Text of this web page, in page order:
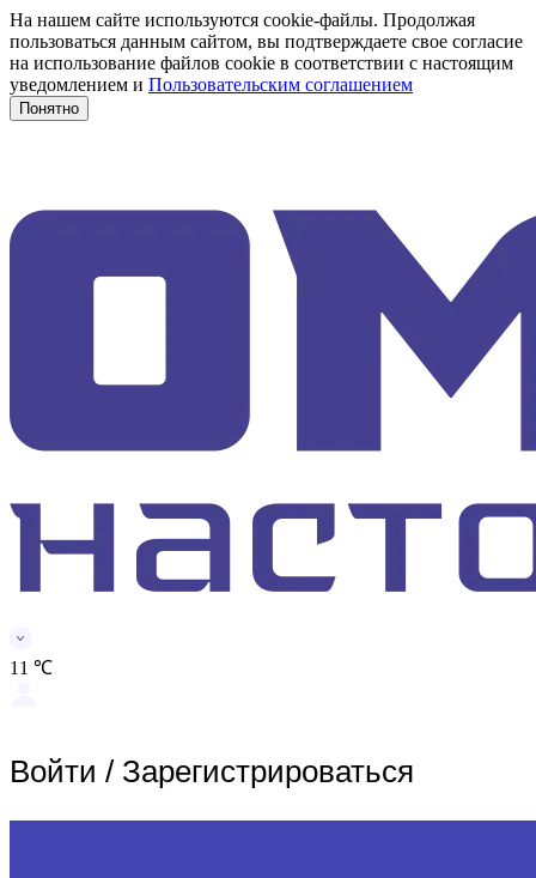
На нашем сайте используются cookie-файлы. Продолжая
пользоваться данным сайтом, вы подтверждаете свое согласие
на использование файлов cookie в соответствии с настоящим
уведомлением и Пользовательским соглашением
Понятно
11 ℃
Войти / Зарегистрироваться